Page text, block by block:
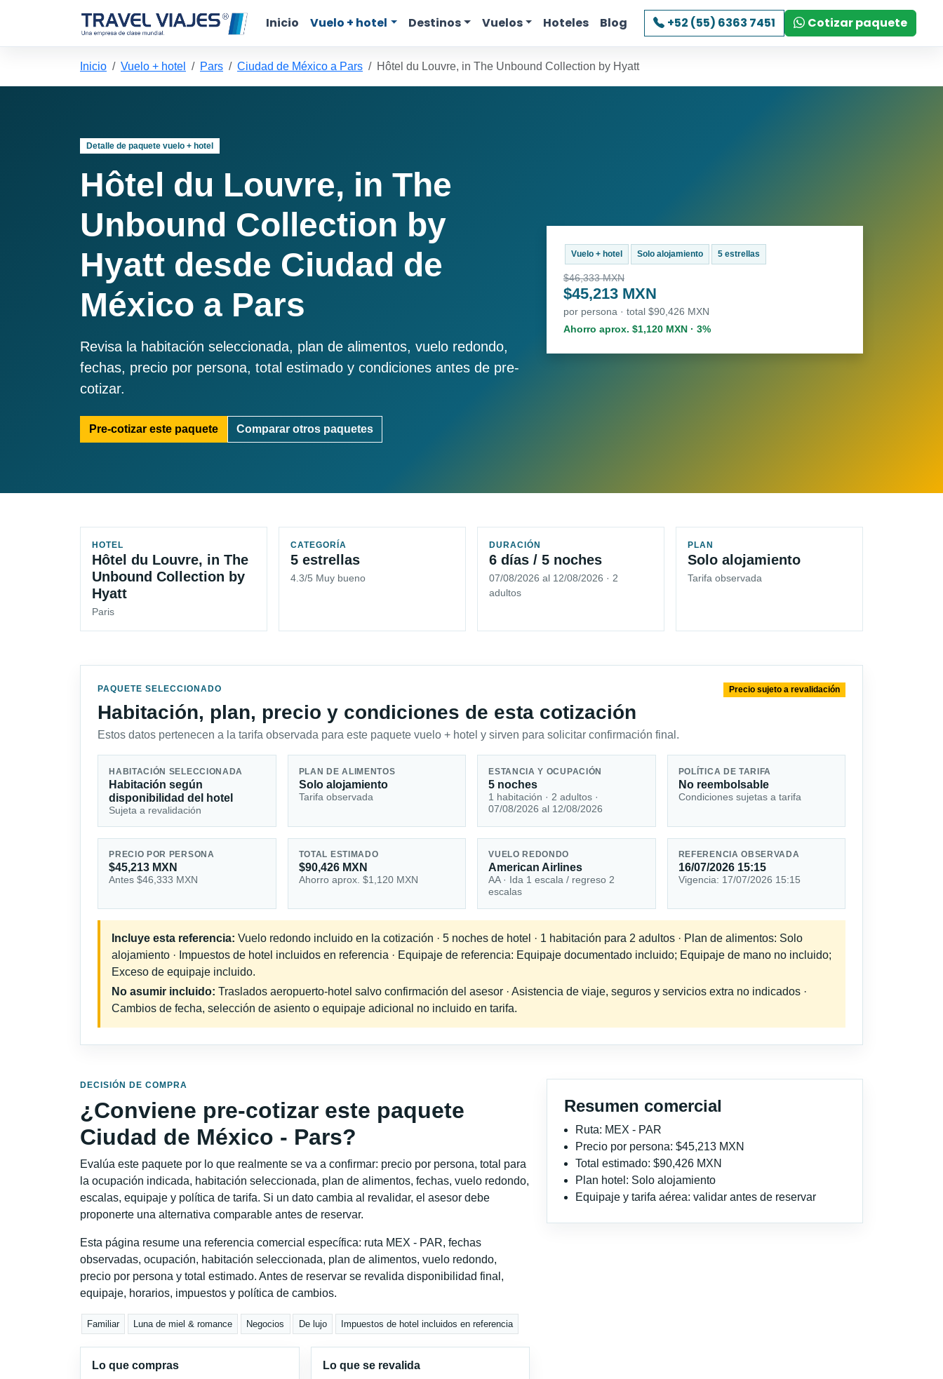
Inicio Vuelo + hotel Destinos Vuelos Hoteles Blog +52 (55) 6363 7451 Cotizar paquete
Inicio Vuelo + hotel Pars Ciudad de México a Pars Hôtel du Louvre, in The Unbound Collection by Hyatt
Detalle de paquete vuelo + hotel
Hôtel du Louvre, in The
Unbound Collection by
Hyatt desde Ciudad de
México a Pars
Revisa la habitación seleccionada, plan de alimentos, vuelo redondo,
fechas, precio por persona, total estimado y condiciones antes de pre-
cotizar.
Pre-cotizar este paquete Comparar otros paquetes
Vuelo + hotel Solo alojamiento 5 estrellas
$46,333 MXN
$45,213 MXN
por persona · total $90,426 MXN
Ahorro aprox. $1,120 MXN · 3%
HOTEL
Hôtel du Louvre, in The
Unbound Collection by
Hyatt
Paris
CATEGORÍA
5 estrellas
4.3/5 Muy bueno
DURACIÓN
6 días / 5 noches
07/08/2026 al 12/08/2026 · 2
adultos
PLAN
Solo alojamiento
Tarifa observada
PAQUETE SELECCIONADO
Habitación, plan, precio y condiciones de esta cotización
Estos datos pertenecen a la tarifa observada para este paquete vuelo + hotel y sirven para solicitar confirmación final.
Precio sujeto a revalidación
HABITACIÓN SELECCIONADA
Habitación según
disponibilidad del hotel
Sujeta a revalidación
PLAN DE ALIMENTOS
Solo alojamiento
Tarifa observada
ESTANCIA Y OCUPACIÓN
5 noches
1 habitación · 2 adultos ·
07/08/2026 al 12/08/2026
POLÍTICA DE TARIFA
No reembolsable
Condiciones sujetas a tarifa
PRECIO POR PERSONA
$45,213 MXN
Antes $46,333 MXN
TOTAL ESTIMADO
$90,426 MXN
Ahorro aprox. $1,120 MXN
VUELO REDONDO
American Airlines
AA · Ida 1 escala / regreso 2
escalas
REFERENCIA OBSERVADA
16/07/2026 15:15
Vigencia: 17/07/2026 15:15
Incluye esta referencia: Vuelo redondo incluido en la cotización · 5 noches de hotel · 1 habitación para 2 adultos · Plan de alimentos: Solo
alojamiento · Impuestos de hotel incluidos en referencia · Equipaje de referencia: Equipaje documentado incluido; Equipaje de mano no incluido;
Exceso de equipaje incluido.
No asumir incluido: Traslados aeropuerto-hotel salvo confirmación del asesor · Asistencia de viaje, seguros y servicios extra no indicados ·
Cambios de fecha, selección de asiento o equipaje adicional no incluido en tarifa.
DECISIÓN DE COMPRA
¿Conviene pre-cotizar este paquete
Ciudad de México - Pars?
Evalúa este paquete por lo que realmente se va a confirmar: precio por persona, total para
la ocupación indicada, habitación seleccionada, plan de alimentos, fechas, vuelo redondo,
escalas, equipaje y política de tarifa. Si un dato cambia al revalidar, el asesor debe
proponerte una alternativa comparable antes de reservar.
Esta página resume una referencia comercial específica: ruta MEX - PAR, fechas
observadas, ocupación, habitación seleccionada, plan de alimentos, vuelo redondo,
precio por persona y total estimado. Antes de reservar se revalida disponibilidad final,
equipaje, horarios, impuestos y política de cambios.
Familiar Luna de miel & romance Negocios De lujo Impuestos de hotel incluidos en referencia
Lo que compras
Lo que se revalida
Resumen comercial
Ruta: MEX - PAR
Precio por persona: $45,213 MXN
Total estimado: $90,426 MXN
Plan hotel: Solo alojamiento
Equipaje y tarifa aérea: validar antes de reservar